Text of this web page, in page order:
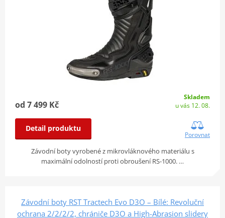
od 7 499 Kč
Skladem
u vás 12. 08.
Detail produktu
Porovnat
Závodní boty vyrobené z mikrovláknového materiálu s
maximální odolností proti obroušení RS-1000. …
Závodní boty RST Tractech Evo D3O – Bílé: Revoluční
ochrana 2/2/2/2, chrániče D3O a High-Abrasion slidery